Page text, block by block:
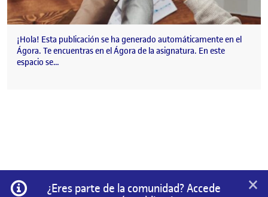
¡Hola! Esta publicación se ha generado automáticamente en el
Ágora. Te encuentras en el Ágora de la asignatura. En este
espacio se…
Información
¿Eres parte de la comunidad? Accede
×